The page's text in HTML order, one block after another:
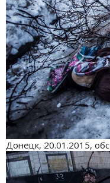
Донецк, 20.01.2015,